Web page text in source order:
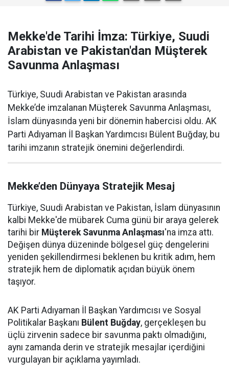
Mekke'de Tarihi İmza: Türkiye, Suudi
Arabistan ve Pakistan'dan Müşterek
Savunma Anlaşması
Türkiye, Suudi Arabistan ve Pakistan arasında
Mekke’de imzalanan Müşterek Savunma Anlaşması,
İslam dünyasında yeni bir dönemin habercisi oldu. AK
Parti Adıyaman İl Başkan Yardımcısı Bülent Buğday, bu
tarihi imzanın stratejik önemini değerlendirdi.
Mekke’den Dünyaya Stratejik Mesaj
Türkiye, Suudi Arabistan ve Pakistan, İslam dünyasının
kalbi Mekke'de mübarek Cuma günü bir araya gelerek
tarihi bir Müşterek Savunma Anlaşması'na imza attı.
Değişen dünya düzeninde bölgesel güç dengelerini
yeniden şekillendirmesi beklenen bu kritik adım, hem
stratejik hem de diplomatik açıdan büyük önem
taşıyor.
AK Parti Adıyaman İl Başkan Yardımcısı ve Sosyal
Politikalar Başkanı Bülent Buğday, gerçekleşen bu
üçlü zirvenin sadece bir savunma paktı olmadığını,
aynı zamanda derin ve stratejik mesajlar içerdiğini
vurgulayan bir açıklama yayımladı.